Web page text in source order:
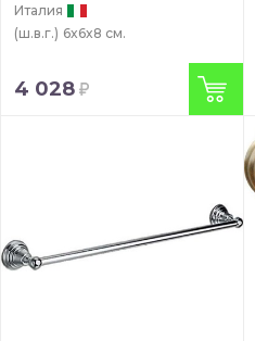
Италия
(ш.в.г.) 6x6x8 см.
4 028